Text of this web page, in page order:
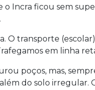
Incra ficou sem
O transporte
em linha
poços, mas,
do solo irregular.